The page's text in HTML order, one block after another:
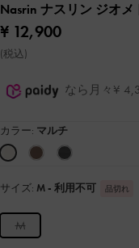
Nasrin ナスリン ジオ
¥ 12,900
(税込)
なら月々¥
カラー: マルチ
サイズ: M - 利用不可 品切れ
M